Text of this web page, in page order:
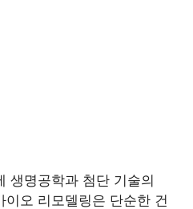
생명공학과 첨단 기술의
이오 리모델링은 단순한 건